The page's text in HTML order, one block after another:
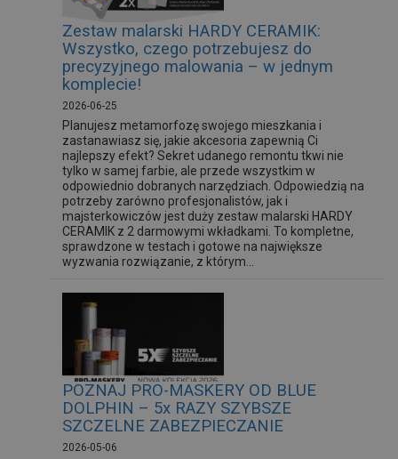
Zestaw malarski HARDY CERAMIK:
Wszystko, czego potrzebujesz do
precyzyjnego malowania – w jednym
komplecie!
2026-06-25
Planujesz metamorfozę swojego mieszkania i
zastanawiasz się, jakie akcesoria zapewnią Ci
najlepszy efekt? Sekret udanego remontu tkwi nie
tylko w samej farbie, ale przede wszystkim w
odpowiednio dobranych narzędziach. Odpowiedzią na
potrzeby zarówno profesjonalistów, jak i
majsterkowiczów jest duży zestaw malarski HARDY
CERAMIK z 2 darmowymi wkładkami. To kompletne,
sprawdzone w testach i gotowe na największe
wyzwania rozwiązanie, z którym...
POZNAJ PRO-MASKERY OD BLUE
DOLPHIN – 5x RAZY SZYBSZE
SZCZELNE ZABEZPIECZANIE
2026-05-06